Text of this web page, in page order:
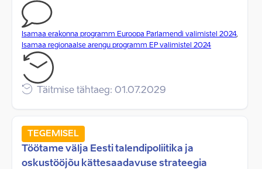
Isamaa erakonna programm Euroopa Parlamendi valimistel 2024,
Isamaa regionaalse arengu programm EP valimistel 2024
Täitmise tähtaeg: 01.07.2029
TEGEMISEL
Töötame välja Eesti talendipoliitika ja
oskustööjõu kättesaadavuse strateegia